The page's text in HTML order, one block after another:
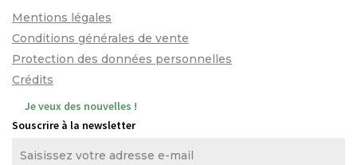
Mentions légales
Conditions générales de vente
Protection des données personnelles
Crédits
Je veux des nouvelles !
Souscrire à la newsletter